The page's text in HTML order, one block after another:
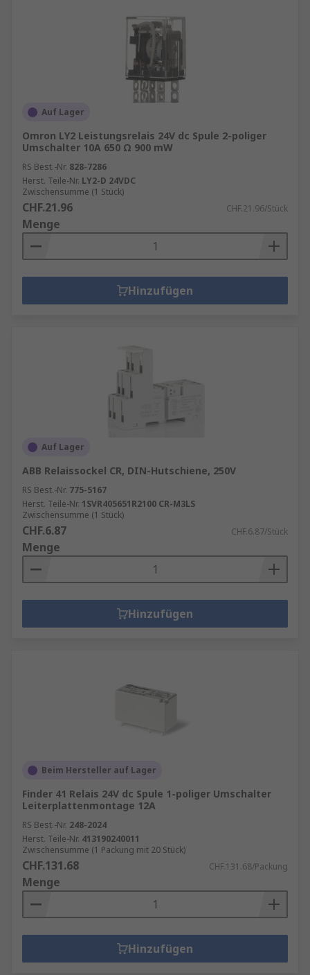
Auf Lager
Omron LY2 Leistungsrelais 24V dc Spule 2-poliger
Umschalter 10A 650 Ω 900 mW
RS Best.-Nr. 828-7286
Herst. Teile-Nr. LY2-D 24VDC
Zwischensumme (1 Stück)
CHF.21.96 CHF.21.96/Stück
Menge
Hinzufügen
Auf Lager
ABB Relaissockel CR, DIN-Hutschiene, 250V
RS Best.-Nr. 775-5167
Herst. Teile-Nr. 1SVR405651R2100 CR-M3LS
Zwischensumme (1 Stück)
CHF.6.87 CHF.6.87/Stück
Menge
Hinzufügen
Beim Hersteller auf Lager
Finder 41 Relais 24V dc Spule 1-poliger Umschalter
Leiterplattenmontage 12A
RS Best.-Nr. 248-2024
Herst. Teile-Nr. 413190240011
Zwischensumme (1 Packung mit 20 Stück)
CHF.131.68 CHF.131.68/Packung
Menge
Hinzufügen